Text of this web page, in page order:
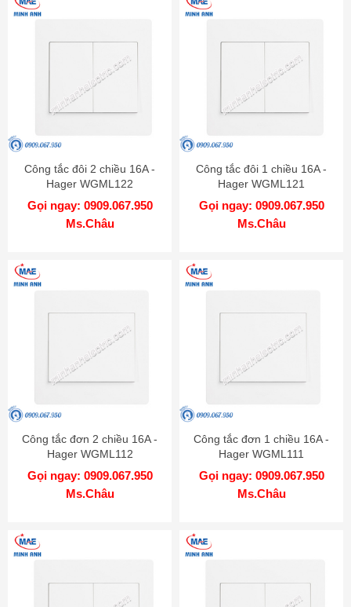
Công tắc đôi 2 chiều 16A -
Hager WGML122
Gọi ngay: 0909.067.950
Ms.Châu
Công tắc đôi 1 chiều 16A -
Hager WGML121
Gọi ngay: 0909.067.950
Ms.Châu
Công tắc đơn 2 chiều 16A -
Hager WGML112
Gọi ngay: 0909.067.950
Ms.Châu
Công tắc đơn 1 chiều 16A -
Hager WGML111
Gọi ngay: 0909.067.950
Ms.Châu